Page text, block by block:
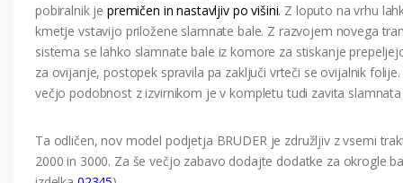
pobiralnik je premičen in nastavljiv po višini. Z loputo na vrhu
kmetje vstavijo priložene slamnate bale. Z razvojem novega
sistema se lahko slamnate bale iz komore za stiskanje
za ovijanje, postopek spravila pa zaključi vrteči se ovijalnik
večjo podobnost z izvirnikom je v kompletu tudi zavita slamnata
Ta odličen, nov model podjetja BRUDER je združljiv z vsemi
2000 in 3000. Za še večjo zabavo dodajte dodatke za okrogle